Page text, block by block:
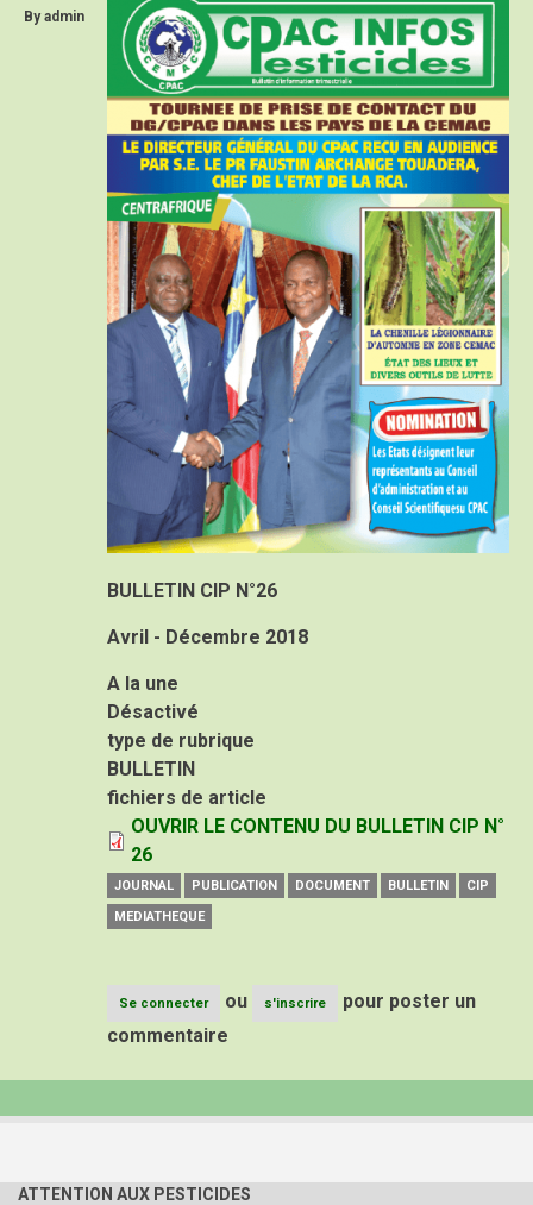
Byadmin
BULLETIN CIP N°26
Avril - Décembre 2018
A la une
Désactivé
type de rubrique
BULLETIN
fichiers de article
OUVRIR LE CONTENU DU BULLETIN CIP N°
26
JOURNAL PUBLICATION DOCUMENT BULLETIN
CIP
MEDIATHEQUE
Se connecter ou s'inscrire
pour poster un
commentaire
ATTENTION AUX PESTICIDES